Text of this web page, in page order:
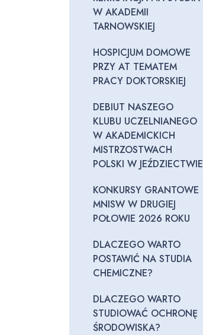
W AKADEMII
TARNOWSKIEJ
HOSPICJUM DOMOWE
PRZY AT TEMATEM
PRACY DOKTORSKIEJ
DEBIUT NASZEGO
KLUBU UCZELNIANEGO
W AKADEMICKICH
MISTRZOSTWACH
POLSKI W JEŹDZIECTWIE
KONKURSY GRANTOWE
MNISW W DRUGIEJ
POŁOWIE 2026 ROKU
DLACZEGO WARTO
POSTAWIĆ NA STUDIA
CHEMICZNE?
DLACZEGO WARTO
STUDIOWAĆ OCHRONĘ
ŚRODOWISKA?